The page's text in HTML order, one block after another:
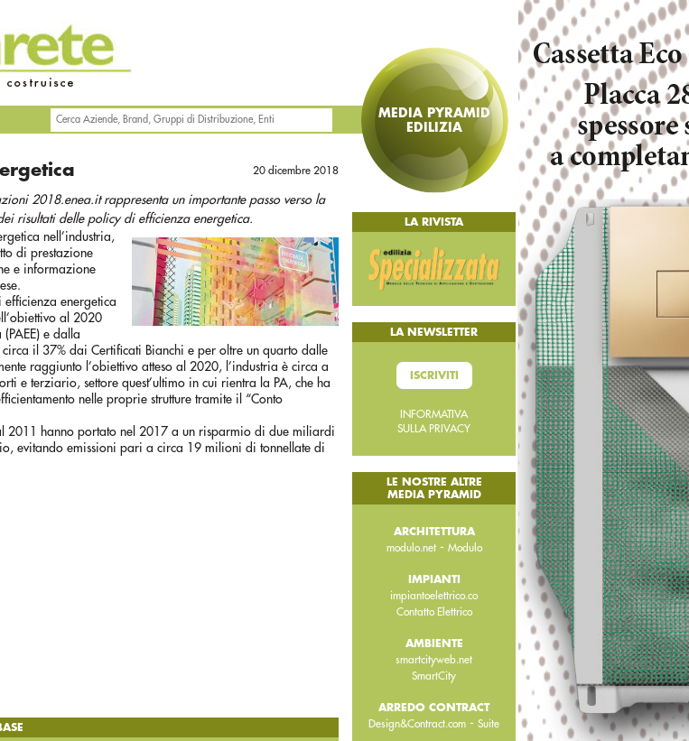
MEDIA PYRAMID
EDILIZIA
20 dicembre 2018
2018.enea.it rappresenta un importante passo verso la
risultati delle policy di efficienza energetica.
nell’industria,
di prestazione
e informazione
energetica
al 2020
e dalla
il 37% dai Certificati Bianchi e per oltre un quarto dalle
raggiunto l’obiettivo atteso al 2020, l’industria è circa a
e terziario, settore quest’ultimo in cui rientra la PA, che ha
nelle proprie strutture tramite il “Conto
2011 hanno portato nel 2017 a un risparmio di due miliardi
evitando emissioni pari a circa 19 milioni di tonnellate di
LA RIVISTA
LA NEWSLETTER
ISCRIVITI
INFORMATIVA
SULLA PRIVACY
LE NOSTRE ALTRE
MEDIA PYRAMID
ARCHITETTURA
modulo.net- Modulo
IMPIANTI
impiantoelettrico.co
Contatto Elettrico
AMBIENTE
smartcityweb.net
SmartCity
ARREDO CONTRACT
Design&Contract.com -Suite